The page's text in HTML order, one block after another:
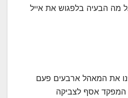
מה הבעיה בלפגוש את אייל
את המאהל ארבעים פעם
המפקד אסף לצביקה